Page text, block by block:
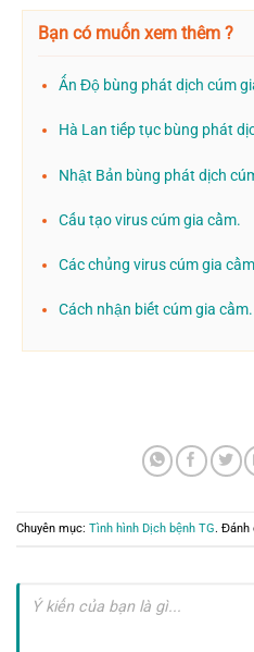
Bạn có muốn xem thêm ?
Ấn Độ bùng phát dịch cúm
Hà Lan tiếp tục bùng phát
Nhật Bản bùng phát dịch
Cấu tạo virus cúm gia cầm.
Các chủng virus cúm gia
Cách nhận biết cúm gia cầm.
Chuyên mục: Tình hình Dịch bệnh TG. Đánh